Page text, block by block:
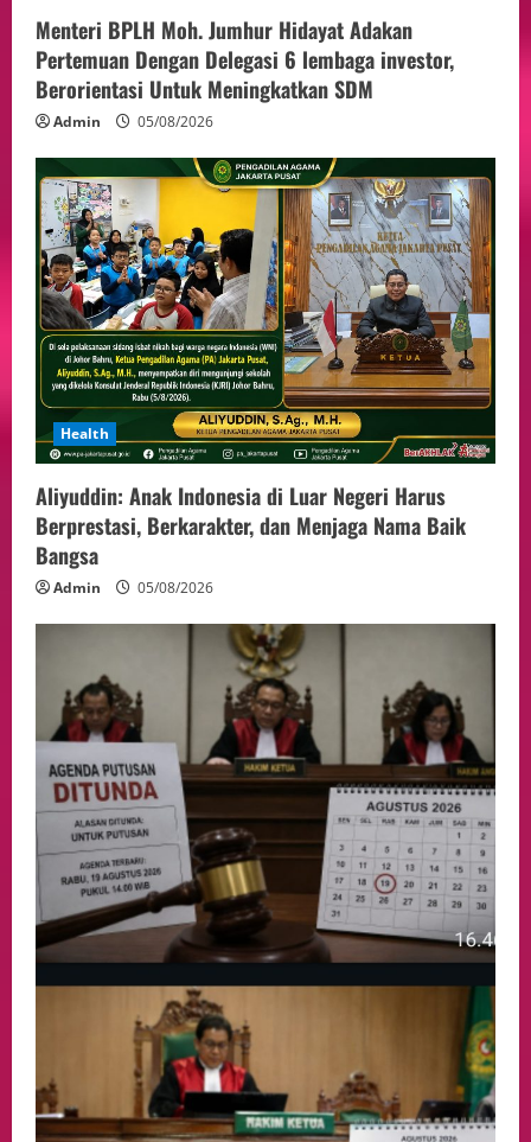
Menteri BPLH Moh. Jumhur Hidayat Adakan
Pertemuan Dengan Delegasi 6 lembaga investor,
Berorientasi Untuk Meningkatkan SDM
Admin 05/08/2026
Health
Aliyuddin: Anak Indonesia di Luar Negeri Harus
Berprestasi, Berkarakter, dan Menjaga Nama Baik
Bangsa
Admin 05/08/2026